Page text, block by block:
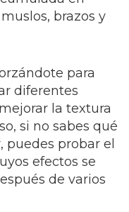
brazos y
para
diferentes
la textura
si no sabes qué
probar el
efectos se
de varios